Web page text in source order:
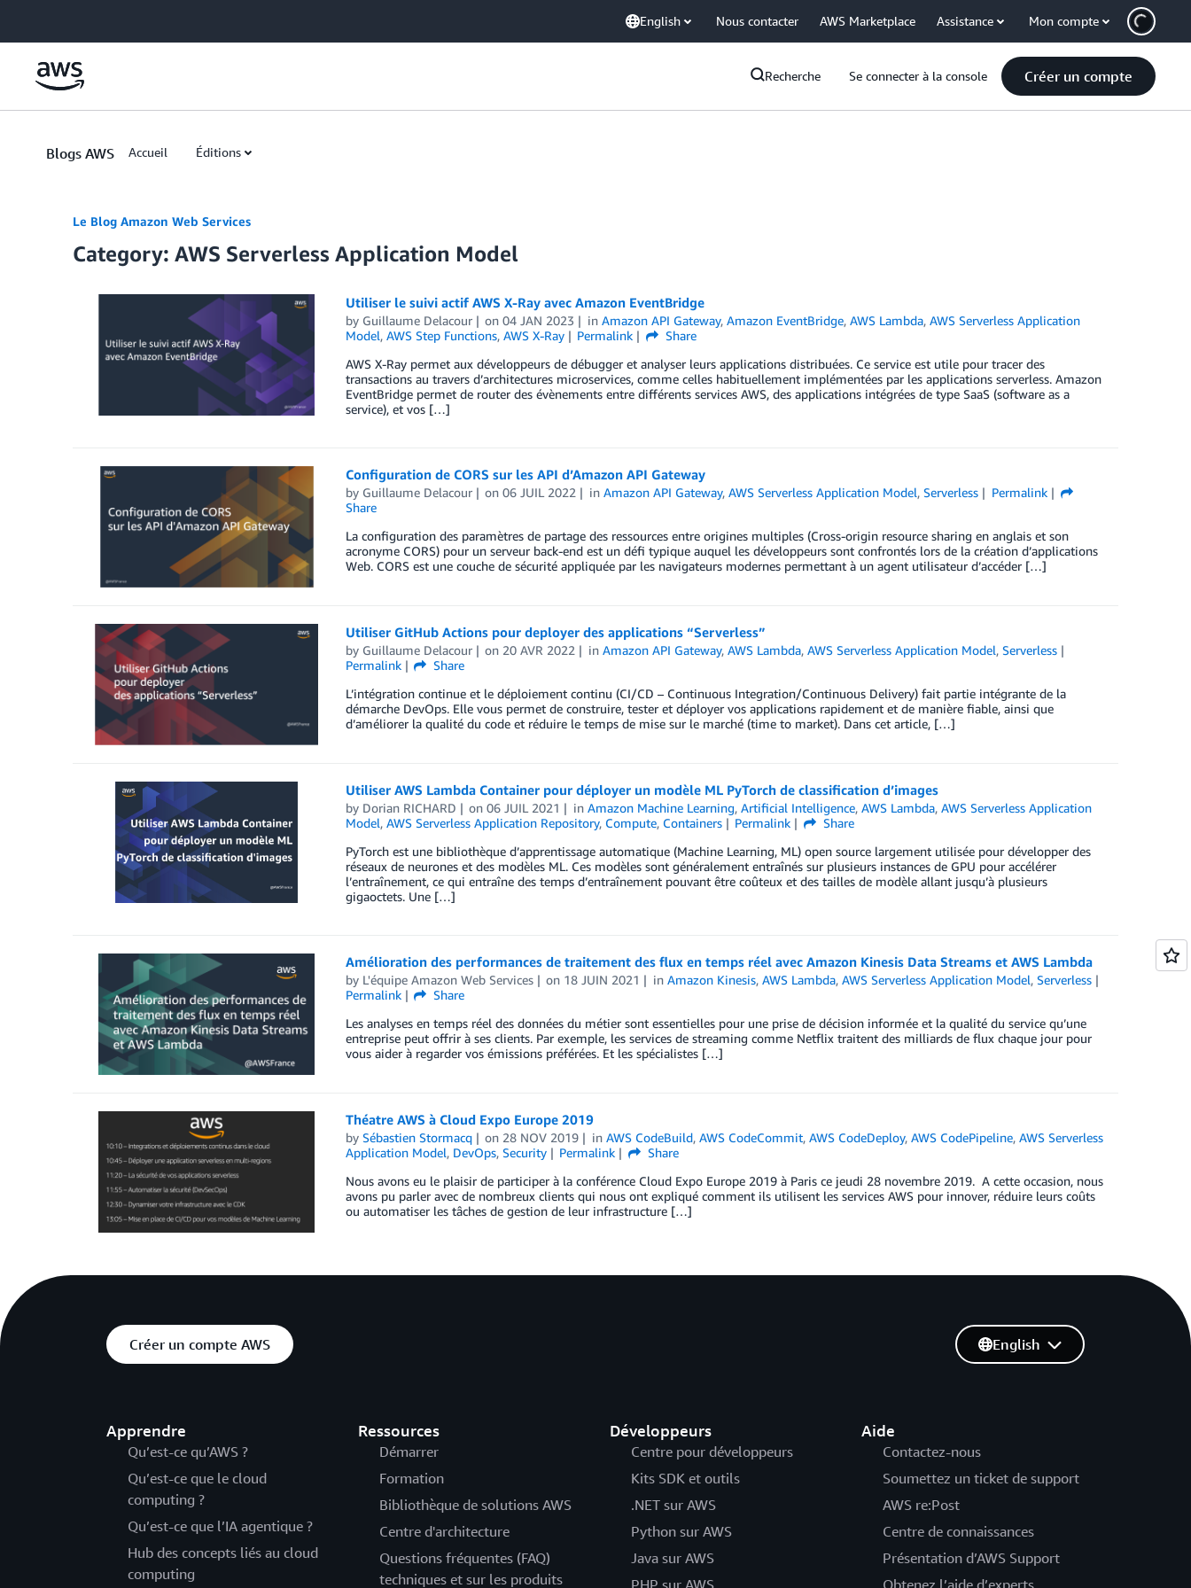
English Nous contacter AWS Marketplace Assistance Mon compte
Recherche Se connecter à la console Créer un compte
Blogs AWS Accueil Éditions
Le Blog Amazon Web Services
Category: AWS Serverless Application Model
Utiliser le suivi actif AWS X-Ray avec Amazon EventBridge
by Guillaume Delacour on04 JAN 2023 inAmazon API Gateway,Amazon EventBridge,AWS Lambda,AWS Serverless Application
Model, AWS Step Functions, AWS X-Ray Permalink
Share
AWS X-Ray permet aux développeurs de débugger et analyser leurs applications distribuées. Ce service est utile pour tracer des
transactions au travers d’architectures microservices, comme celles habituellement implémentées par les applications serverless. Amazon
EventBridge permet de router des évènements entre différents services AWS, des applications intégrées de type SaaS (software as a
service), et vos […]
Configuration de CORS sur les API d’Amazon API Gateway
by Guillaume Delacour on06 JUIL 2022 inAmazon API Gateway,AWS Serverless Application Model,Serverless
Permalink
Share
La configuration des paramètres de partage des ressources entre origines multiples (Cross-origin resource sharing en anglais et son
acronyme CORS) pour un serveur back-end est un défi typique auquel les développeurs sont confrontés lors de la création d’applications
Web. CORS est une couche de sécurité appliquée par les navigateurs modernes permettant à un agent utilisateur d’accéder […]
Utiliser GitHub Actions pour deployer des applications “Serverless”
by Guillaume Delacour on 20 AVR 2022 inAmazon API Gateway,AWS Lambda,AWS Serverless Application Model,Serverless
Permalink
Share
L’intégration continue et le déploiement continu (CI/CD – Continuous Integration/Continuous Delivery) fait partie intégrante de la
démarche DevOps. Elle vous permet de construire, tester et déployer vos applications rapidement et de manière fiable, ainsi que
d’améliorer la qualité du code et réduire le temps de mise sur le marché (time to market). Dans cet article, […]
Utiliser AWS Lambda Container pour déployer un modèle ML PyTorch de classification d’images
by Dorian RICHARD on06 JUIL 2021 inAmazon Machine Learning,Artificial Intelligence,AWS Lambda,AWS Serverless Application
Model, AWS Serverless Application Repository, Compute, Containers Permalink
Share
PyTorch est une bibliothèque d’apprentissage automatique (Machine Learning, ML) open source largement utilisée pour développer des
réseaux de neurones et des modèles ML. Ces modèles sont généralement entraînés sur plusieurs instances de GPU pour accélérer
l’entraînement, ce qui entraîne des temps d’entraînement pouvant être coûteux et des tailles de modèle allant jusqu’à plusieurs
gigaoctets. Une […]
Amélioration des performances de traitement des flux en temps réel avec Amazon Kinesis Data Streams et AWS Lambda
by L'équipe Amazon Web Services on 18 JUIN 2021 inAmazon Kinesis,AWS Lambda,AWS Serverless Application Model,Serverless
Permalink
Share
Les analyses en temps réel des données du métier sont essentielles pour une prise de décision informée et la qualité du service qu’une
entreprise peut offrir à ses clients. Par exemple, les services de streaming comme Netflix traitent des milliards de flux chaque jour pour
vous aider à regarder vos émissions préférées. Et les spécialistes […]
Théatre AWS à Cloud Expo Europe 2019
by Sébastien Stormacq on 28 NOV 2019 inAWS CodeBuild,AWS CodeCommit,AWS CodeDeploy,AWS CodePipeline,AWS Serverless
Application Model, DevOps, Security Permalink
Share
Nous avons eu le plaisir de participer à la conférence Cloud Expo Europe 2019 à Paris ce jeudi 28 novembre 2019. A cette occasion, nous
avons pu parler avec de nombreux clients qui nous ont expliqué comment ils utilisent les services AWS pour innover, réduire leurs coûts
ou automatiser les tâches de gestion de leur infrastructure […]
Créer un compte AWS
Apprendre
Qu’est-ce qu’AWS ?
Qu’est-ce que le cloud
computing ?
Qu’est-ce que l’IA agentique ?
Hub des concepts liés au cloud
computing
Ressources
Démarrer
Formation
Bibliothèque de solutions AWS
Centre d'architecture
Questions fréquentes (FAQ)
techniques et sur les produits
Développeurs
Centre pour développeurs
Kits SDK et outils
.NET sur AWS
Python sur AWS
Java sur AWS
PHP sur AWS
Aide
Contactez-nous
Soumettez un ticket de support
AWS re:Post
Centre de connaissances
Présentation d’AWS Support
Obtenez l’aide d’experts
English